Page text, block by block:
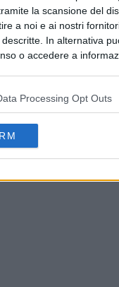
la scansione del
a noi e ai nostri
In alternativa
o accedere a
il tuo consenso,
Le tue
momento
informativa sulla
Processing Opt Outs
all’Acquedotto Campano,
e Villaricca